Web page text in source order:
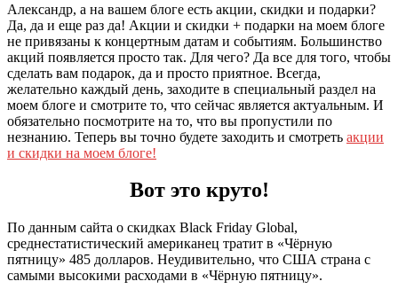
Александр, а на вашем блоге есть акции, скидки и подарки?
Да, да и еще раз да! Акции и скидки + подарки на моем блоге
не привязаны к концертным датам и событиям. Большинство
акций появляется просто так. Для чего? Да все для того, чтобы
сделать вам подарок, да и просто приятное. Всегда,
желательно каждый день, заходите в специальный раздел на
моем блоге и смотрите то, что сейчас является актуальным. И
обязательно посмотрите на то, что вы пропустили по
незнанию. Теперь вы точно будете заходить и смотреть акции
и скидки на моем блоге!
Вот это круто!
По данным сайта о скидках Black Friday Global,
среднестатистический американец тратит в «Чёрную
пятницу» 485 долларов. Неудивительно, что США страна с
самыми высокими расходами в «Чёрную пятницу».